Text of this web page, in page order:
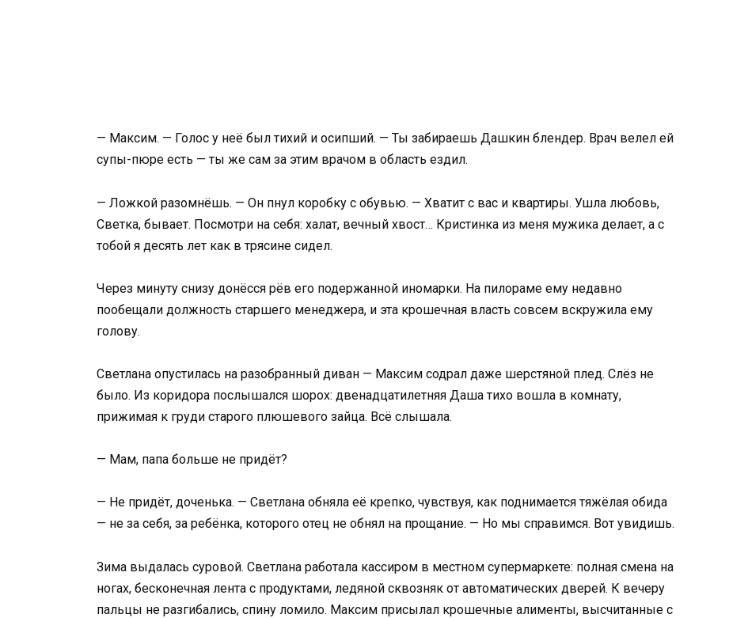
— Максим. — Голос у неё был тихий и осипший. — Ты забираешь Дашкин блендер. Врач велел ей
супы-пюре есть — ты же сам за этим врачом в область ездил.
— Ложкой разомнёшь. — Он пнул коробку с обувью. — Хватит с вас и квартиры. Ушла любовь,
Светка, бывает. Посмотри на себя: халат, вечный хвост… Кристинка из меня мужика делает, а с
тобой я десять лет как в трясине сидел.
Через минуту снизу донёсся рёв его подержанной иномарки. На пилораме ему недавно
пообещали должность старшего менеджера, и эта крошечная власть совсем вскружила ему
голову.
Светлана опустилась на разобранный диван — Максим содрал даже шерстяной плед. Слёз не
было. Из коридора послышался шорох: двенадцатилетняя Даша тихо вошла в комнату,
прижимая к груди старого плюшевого зайца. Всё слышала.
— Мам, папа больше не придёт?
— Не придёт, доченька. — Светлана обняла её крепко, чувствуя, как поднимается тяжёлая обида
— не за себя, за ребёнка, которого отец не обнял на прощание. — Но мы справимся. Вот увидишь.
Зима выдалась суровой. Светлана работала кассиром в местном супермаркете: полная смена на
ногах, бесконечная лента с продуктами, ледяной сквозняк от автоматических дверей. К вечеру
пальцы не разгибались, спину ломило. Максим присылал крошечные алименты, высчитанные с